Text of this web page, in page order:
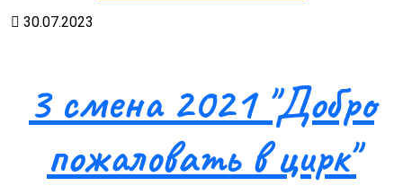
30.07.2023
3 смена 2021 "Добро
пожаловать в цирк"